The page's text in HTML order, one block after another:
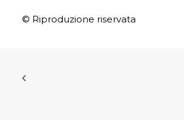
© Riproduzione riservata